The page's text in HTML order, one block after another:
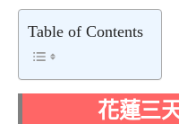
Table of Contents
花蓮三